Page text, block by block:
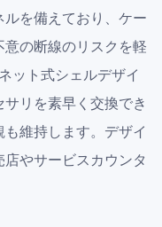
を備えており、ケー
の断線のリスクを軽
ット式シェルデザイ
リを素早く交換でき
維持します。デザイ
やサービスカウンタ